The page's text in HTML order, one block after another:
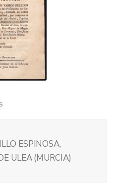
ESPINOSA,
ULEA (MURCIA)